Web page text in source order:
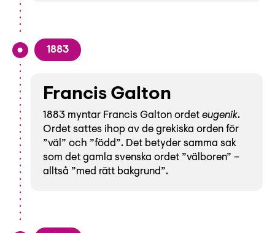
1883
Francis Galton
1883 myntar Francis Galton ordet eugenik.
Ordet sattes ihop av de grekiska orden för
”väl” och ”född”. Det betyder samma sak
som det gamla svenska ordet ”välboren” –
alltså ”med rätt bakgrund”.